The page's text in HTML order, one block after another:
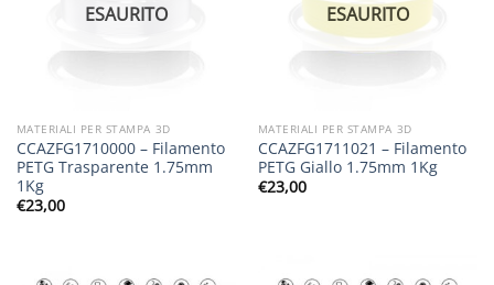
ESAURITO
MATERIALI PER STAMPA 3D
CCAZFG1710000 – Filamento
PETG Trasparente 1.75mm
1Kg
€23,00
ESAURITO
MATERIALI PER STAMPA 3D
CCAZFG1711021 – Filamento
PETG Giallo 1.75mm 1Kg
€23,00